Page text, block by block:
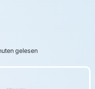
gelesen